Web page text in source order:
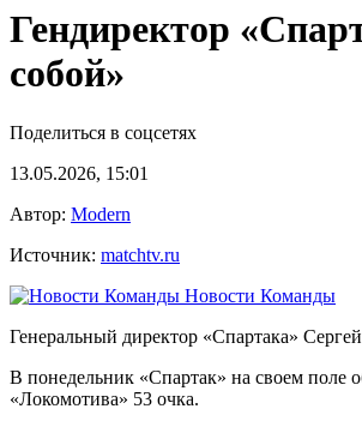
Гендиректор
собой»
Поделиться в соцсетях
13.05.2026, 15:01
Автор: Modern
Источник: matchtv.ru
Новости Команды
Генеральный директор «Спартака»
В понедельник «Спартак» на своем поле
«Локомотива» 53 очка.